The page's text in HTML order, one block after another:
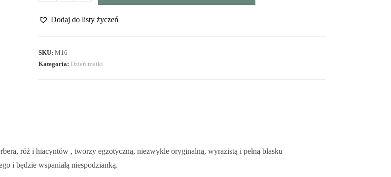
Dodaj do listy życzeń
SKU: M16
Kategoria: Dzień matki
róż i hiacyntów , tworzy egzotyczną, niezwykle oryginalną, wyrazistą i pełną blasku
i będzie wspaniałą niespodzianką.